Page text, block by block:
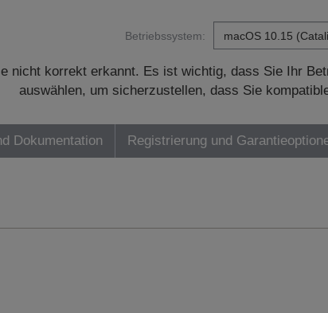
Betriebssystem:
nicht korrekt erkannt. Es ist wichtig, dass Sie Ihr
auswählen, um sicherzustellen, dass Sie
Dokumentation Registrierung und